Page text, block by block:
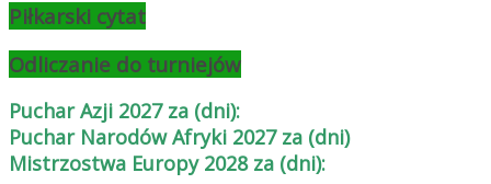
Piłkarski cytat
Odliczanie do turniejów
Puchar Azji 2027 za (dni):
Puchar Narodów Afryki 2027 za (dni)
Mistrzostwa Europy 2028 za (dni):